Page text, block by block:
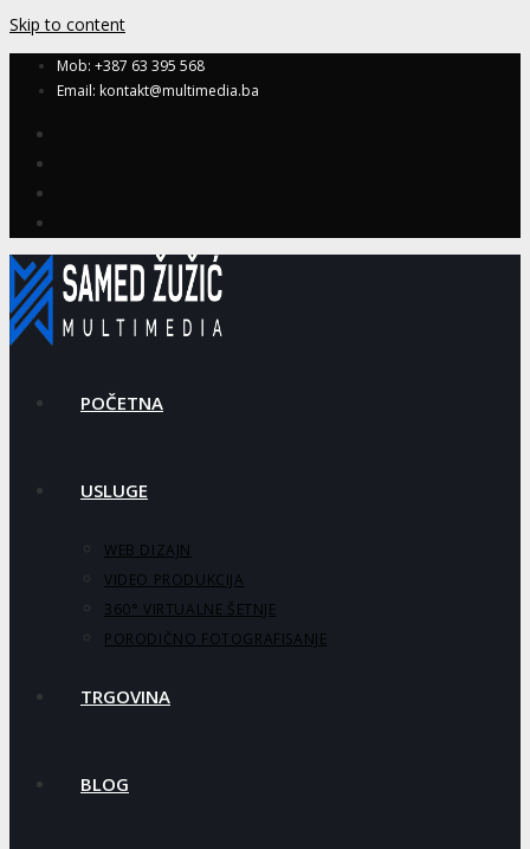
Skip to content
Mob: +387 63 395 568
Email: kontakt@multimedia.ba
POČETNA
USLUGE
WEB DIZAJN
VIDEO PRODUKCIJA
360° VIRTUALNE ŠETNJE
PORODIČNO FOTOGRAFISANJE
TRGOVINA
BLOG